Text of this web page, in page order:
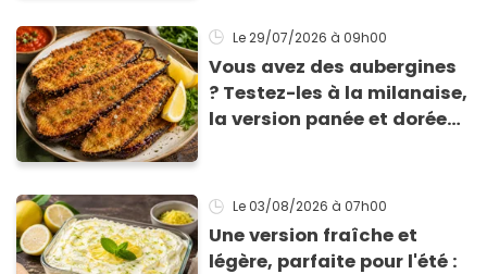
Le 29/07/2026 à 09h00
Vous avez des aubergines
? Testez-les à la milanaise,
la version panée et dorée
Le 03/08/2026 à 07h00
Une version fraîche et
légère, parfaite pour l'été :